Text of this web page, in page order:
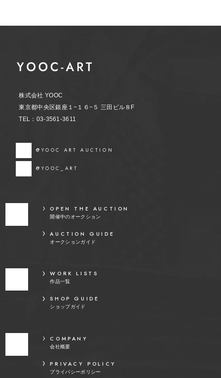
株式会社 YOOC
東京都中央区銀座１−１６−５ 三田ビル８F
TEL：03-3561-3611
@YOOC ART AUCTION
@YOOC_ART
OPEN THE AUCTION
開催中のオークション
AUCTION GUIDE
オークションガイド
WORK LISTS
作品一覧
SHOP GUIDE
ショップガイド
COMPANY
会社概要
PRIVACY POLICY
プライバシーポリシー